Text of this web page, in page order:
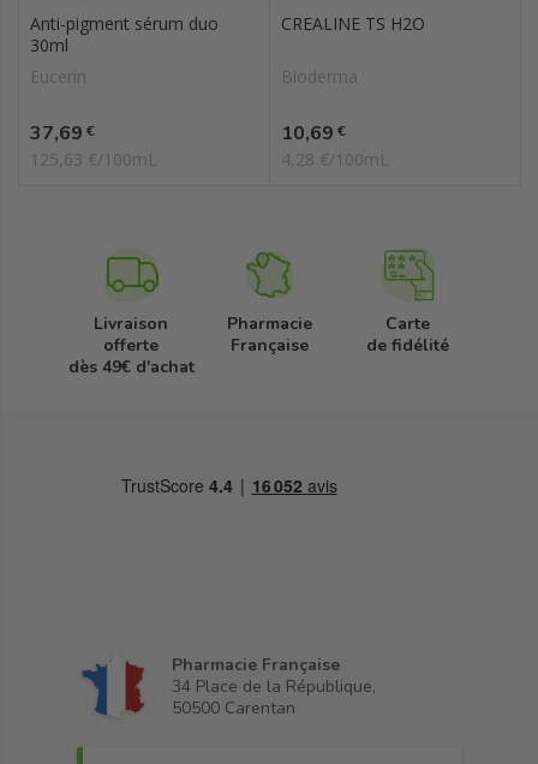
Anti-pigment sérum duo
30ml
Eucerin
Prix
37,69 €
125,63 €/100mL
CREALINE TS H2O
Bioderma
Prix
10,69 €
4,28 €/100mL
Livraison
offerte
dès 49€ d'achat
Pharmacie
Française
Carte
de fidélité
Pharmacie Française
34 Place de la République,
50500 Carentan